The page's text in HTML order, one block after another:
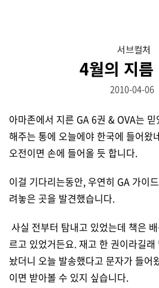
서브컬처
4월의 지름
2010-04-06
아마존에서 지른 GA 6권 & OVA는
해주는 통에 오늘에야 한국에 들어왔
오전이면 손에 들어올 듯 합니다.
이걸 기다리는동안, 우연히 GA 가이
려놓은 곳을 발견했습니다.
사실 전부터 탐내고 있었는데 책은
르고 있었거든요. 재고 한 권이라길
놨더니 오늘 발송했다고 문자가 들어
이면 받아볼 수 있지 싶습니다.